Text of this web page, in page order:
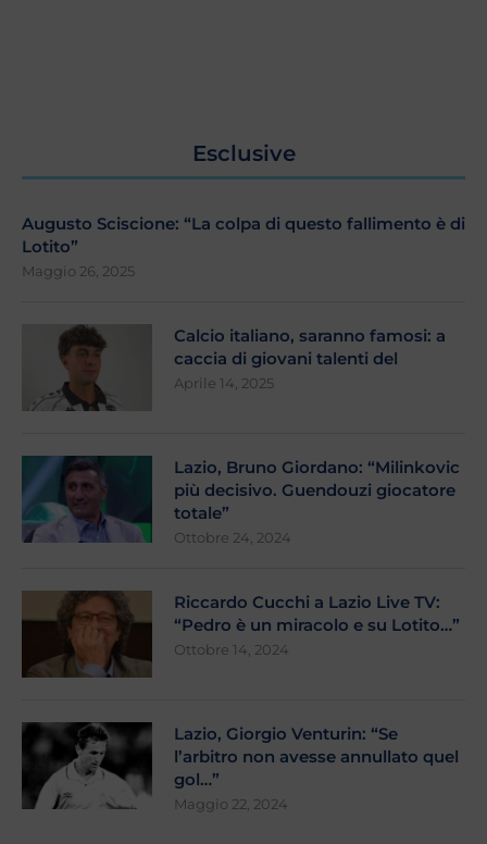
Esclusive
Augusto Sciscione: “La colpa di questo fallimento è di
Lotito”
Maggio 26, 2025
Calcio italiano, saranno famosi: a
caccia di giovani talenti del
Aprile 14, 2025
Lazio, Bruno Giordano: “Milinkovic
più decisivo. Guendouzi giocatore
totale”
Ottobre 24, 2024
Riccardo Cucchi a Lazio Live TV:
“Pedro è un miracolo e su Lotito…”
Ottobre 14, 2024
Lazio, Giorgio Venturin: “Se
l’arbitro non avesse annullato quel
gol…”
Maggio 22, 2024